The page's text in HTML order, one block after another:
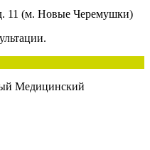
11 (м. Новые Черемушки)
Медицинский